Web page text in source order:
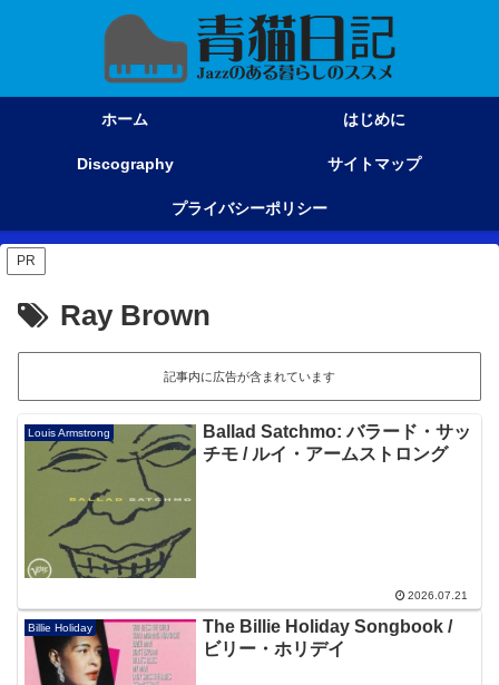
ホーム はじめに
Discography サイトマップ
プライバシーポリシー
PR
Ray Brown
記事内に広告が含まれています
Louis Armstrong
Ballad Satchmo: バラード・サッ
チモ / ルイ・アームストロング
2026.07.21
Billie Holiday
The Billie Holiday Songbook /
ビリー・ホリデイ